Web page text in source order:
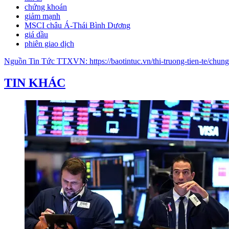
chứng khoán
giảm mạnh
MSCI châu Á-Thái Bình Dương
giá dầu
phiên giao dịch
Nguồn Tin Tức TTXVN: https://baotintuc.vn/thi-truong-tien-te/
TIN KHÁC